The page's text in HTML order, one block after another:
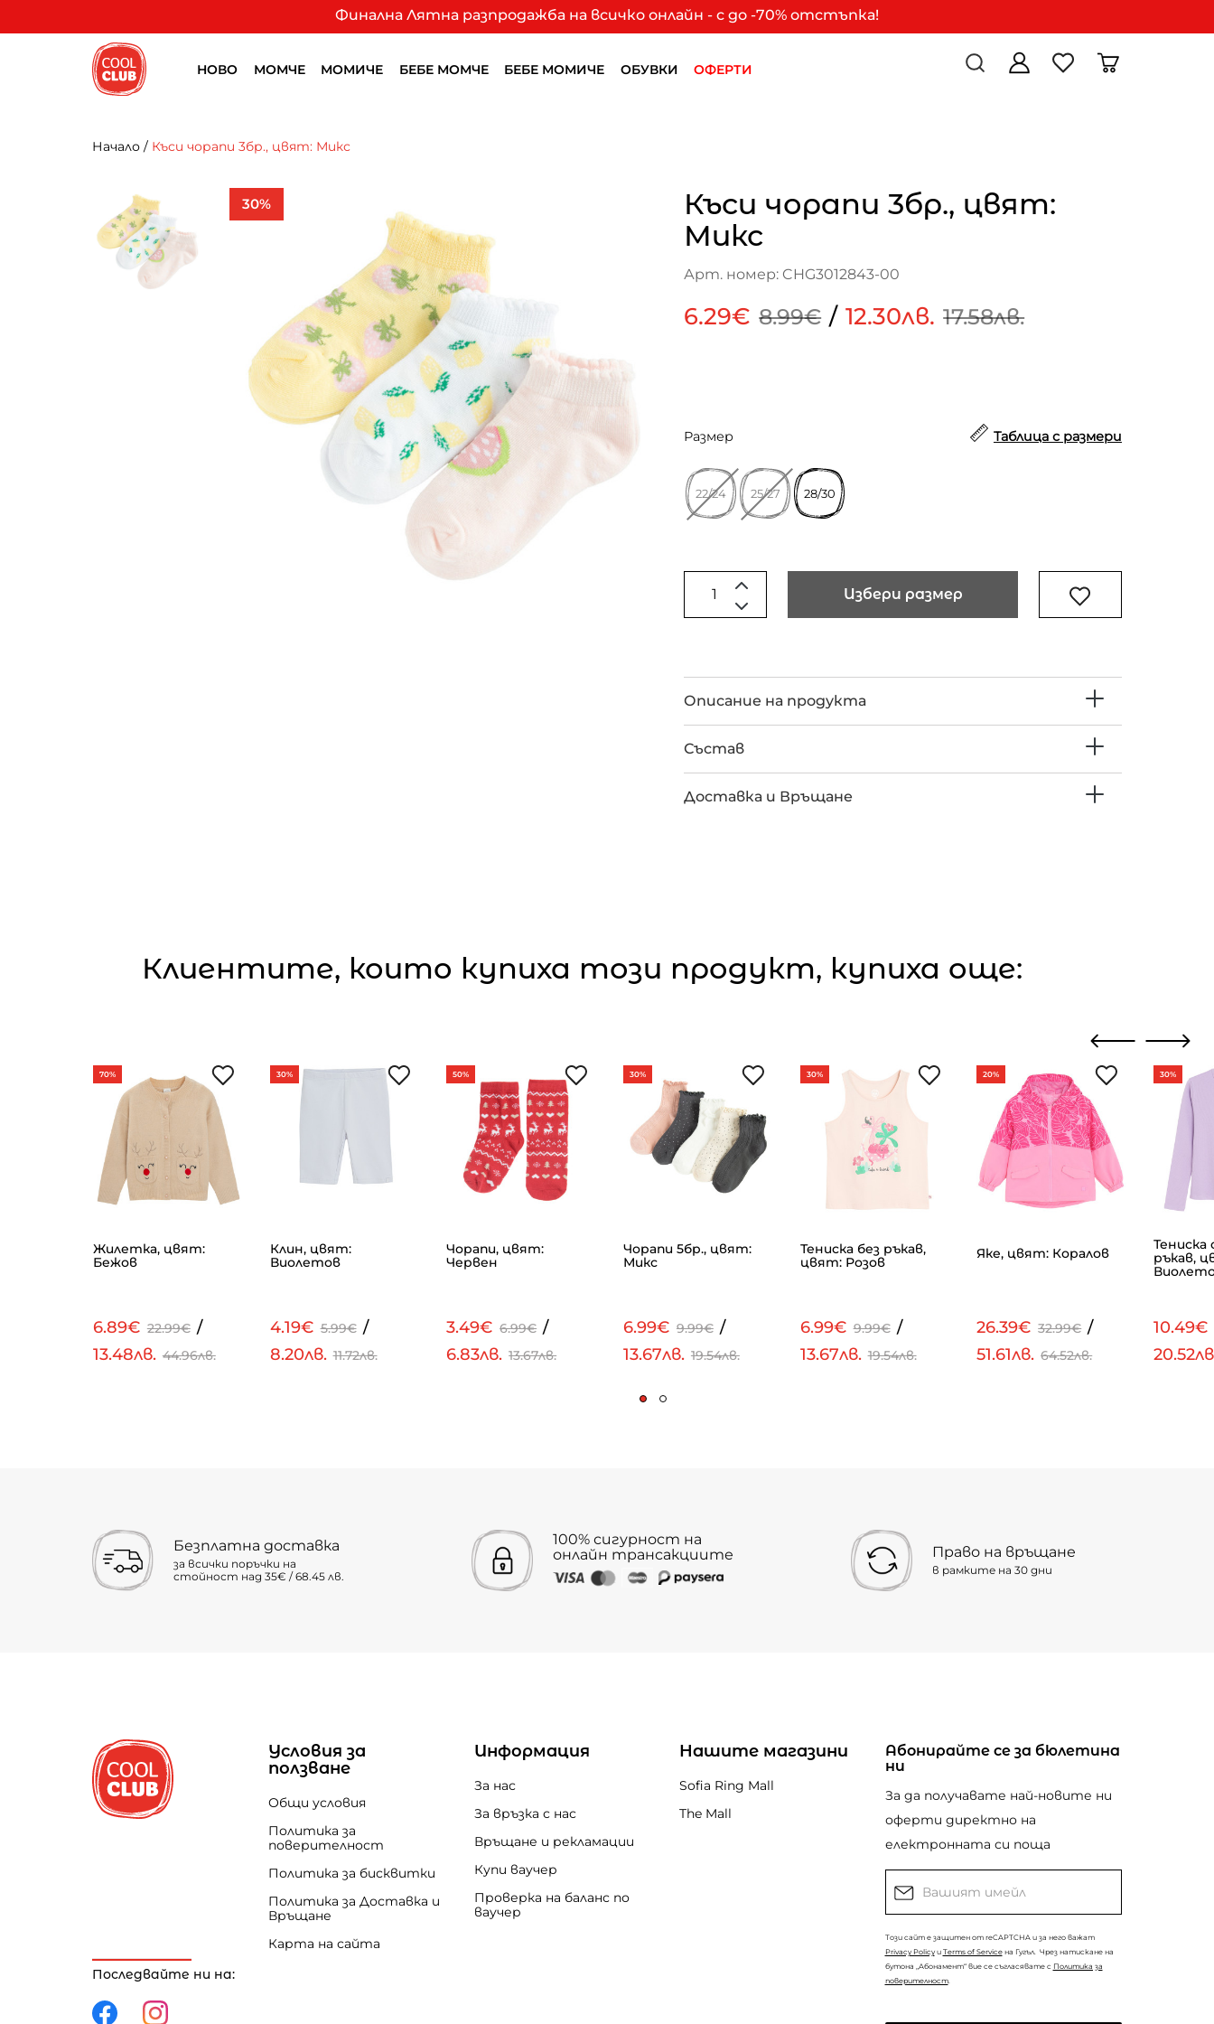
Финална Лятна разпродажба на всичко онлайн - с до -70% отстъпка!
НОВО МОМЧЕ МОМИЧЕ БЕБЕ МОМЧЕ БЕБЕ МОМИЧЕ ОБУВКИ ОФЕРТИ
Начало / Къси чорапи 3бр., цвят: Микс
30%
Къси чорапи 3бр., цвят:
Микс
Арт. номер: CHG3012843-00
6.29€ 8.99€ / 12.30лв. 17.58лв.
Размер Таблица с размери
22/24 25/27 28/30
Избери размер
Описание на продукта
Състав
Доставка и Връщане
Клиентите, които купиха този продукт, купиха още:
70%
Жилетка, цвят:
Бежов
6.89€ 22.99€ /
13.48лв. 44.96лв.
30%
Клин, цвят:
Виолетов
4.19€ 5.99€ /
8.20лв. 11.72лв.
50%
Чорапи, цвят:
Червен
3.49€ 6.99€ /
6.83лв. 13.67лв.
30%
Чорапи 5бр., цвят:
Микс
6.99€ 9.99€ /
13.67лв. 19.54лв.
30%
Тениска без ръкав,
цвят: Розов
6.99€ 9.99€ /
13.67лв. 19.54лв.
20%
Яке, цвят: Коралов
26.39€ 32.99€ /
51.61лв. 64.52лв.
30%
Тениска
ръкав,
10.49€
Безплатна доставка
за всички поръчки на
стойност над 35€ / 68.45 лв.
100% сигурност на
онлайн трансакциите
Право на връщане
в рамките на 30 дни
Последвайте ни на:
Условия за
ползване
Общи условия
Политика за
поверителност
Политика за бисквитки
Политика за Доставка и
Връщане
Карта на сайта
Информация
За нас
За връзка с нас
Връщане и рекламации
Купи ваучер
Проверка на баланс по
ваучер
Нашите магазини
Sofia Ring Mall
The Mall
Абонирайте се за бюлетина
ни
За да получавате най-новите ни
оферти директно на
електронната си поща
Този сайт е защитен от reCAPTCHA и за него важат
Privacy Policyи Terms of Serviceна Гугъл. Чрез натискане на
бутона „Абонамент“ вие се съгласявате с Политика за
поверителност.